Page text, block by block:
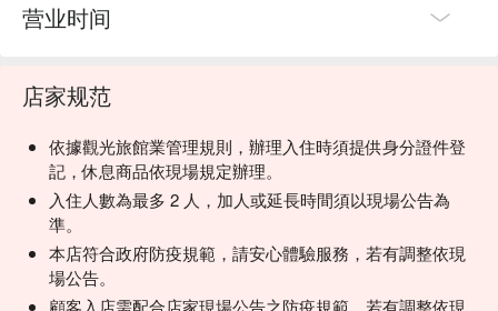
营业时间
店家规范
依據觀光旅館業管理規則，辦理入住時須提供身分證件登
記，休息商品依現場規定辦理。
入住人數為最多 2 人，加人或延長時間須以現場公告為
準。
本店符合政府防疫規範，請安心體驗服務，若有調整依現
場公告。
顧客入店需配合店家現場公告之防疫規範，若有調整依現